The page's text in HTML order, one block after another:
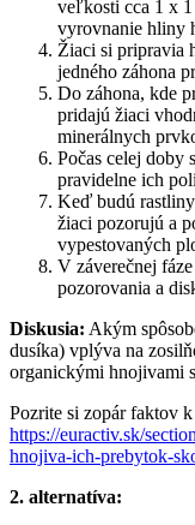
veľkosti cca 1 x
vyrovnanie hliny
Žiaci si pripravia
jedného záhona
Do záhona, kde
pridajú žiaci
minerálnych
Počas celej doby
pravidelne ich
Keď budú
žiaci pozorujú a
vypestovaných
V záverečnej
pozorovania a
Diskusia: Akým
dusíka) vplýva na
organickými hnojivami
Pozrite si zopár faktov
https://euractiv.sk/
hnojiva-ich-prebytok-
2. alternatíva: